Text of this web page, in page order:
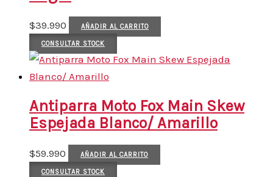
$39.990 AÑADIR AL CARRITO
CONSULTAR STOCK
Antiparra Moto Fox Main Skew
Espejada Blanco/ Amarillo
$59.990 AÑADIR AL CARRITO
CONSULTAR STOCK